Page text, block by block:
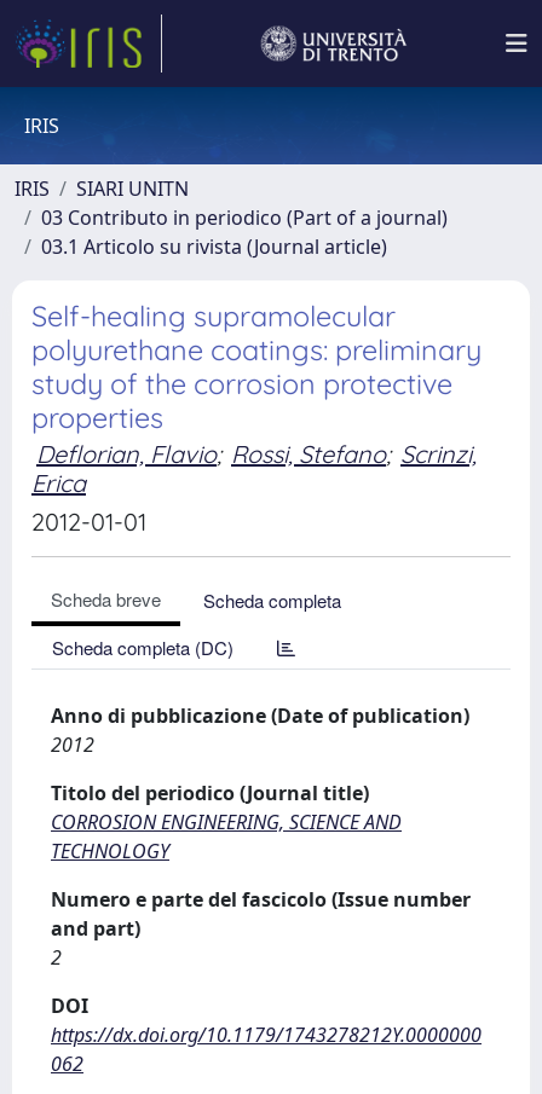
IRIS
IRIS
SIARI UNITN
03 Contributo in periodico (Part of a journal)
03.1 Articolo su rivista (Journal article)
Self-healing supramolecular
polyurethane coatings: preliminary
study of the corrosion protective
properties
Deflorian, Flavio; Rossi, Stefano; Scrinzi,
Erica
2012-01-01
Scheda breve
Scheda completa
Scheda completa (DC)
Anno di pubblicazione (Date of publication)
2012
Titolo del periodico (Journal title)
CORROSION ENGINEERING, SCIENCE AND
TECHNOLOGY
Numero e parte del fascicolo (Issue number
and part)
2
DOI
https://dx.doi.org/10.1179/1743278212Y.0000000
062